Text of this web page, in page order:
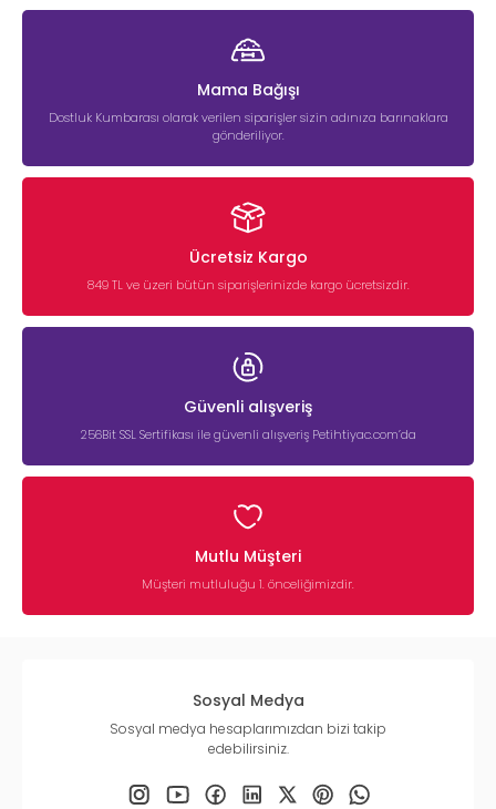
Mama Bağışı
Dostluk Kumbarası olarak verilen siparişler sizin adınıza barınaklara
gönderiliyor.
Ücretsiz Kargo
849 TL ve üzeri bütün siparişlerinizde kargo ücretsizdir.
Güvenli alışveriş
256Bit SSL Sertifikası ile güvenli alışveriş Petihtiyac.com’da
Mutlu Müşteri
Müşteri mutluluğu 1. önceliğimizdir.
Sosyal Medya
Sosyal medya hesaplarımızdan bizi takip
edebilirsiniz.